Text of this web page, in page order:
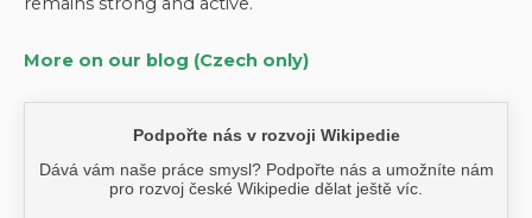
More on our blog (Czech only)